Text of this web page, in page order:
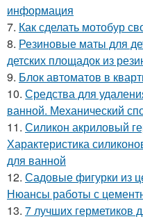
информация
7. Как сделать мотобур
8. Резиновые маты для
детских площадок из
9. Блок автоматов в
10. Средства для
ванной. Механический
11. Силикон акриловый
Характеристика
для ванной
12. Садовые фигурки из
Нюансы работы с
13. 7 лучших герметиков